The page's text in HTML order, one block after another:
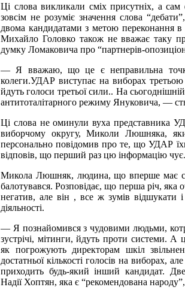
Ці слова викликали сміх присутніх, а
зовсім не розуміє значення слова
двома кандидатами з метою переконання в
Михайло Головко також не вважає таку
думку Ломаковича про “партнерів-
— Я вважаю, що це є неправильна
колеги.УДАР виступає на виборах
йдуть голоси третьої сили.. На
антитоталітарного режиму Януковича, —
Ці слова не оминули вуха представника
виборчому округу, Миколи Люшняка,
персонально повідомив про те, що УДАР
відповів, що перший раз цю інформацію чує.
Микола Люшняк, людина, що вперше має
балотувався. Розповідає, що перша річ, яка
негатив, але він , все ж зумів відшукати
діяльності.
— Я познайомився з чудовими людьми,
зустрічі, мітинги, йдуть проти системи.
як погрожують директорам шкіл
достатньої кількості голосів на виборах,
приходить будь-який інший кандидат.
Надії Хоптян, яка є “рекомендована